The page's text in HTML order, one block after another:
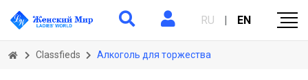
RU | EN
Classfieds Алкоголь для торжества